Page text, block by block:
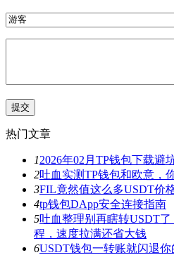
热门文章
12026年02月TP钱包下载避
2吐血实测TP钱包和欧意，
3FIL竟然值这么多USDT价
4tp钱包DApp安全连接指南
5吐血整理别再瞎转USDT
程，速度拉满还省大钱
6USDT钱包一转账就闪退